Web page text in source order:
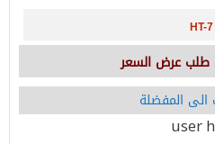
HT-7
طلب عرض السعر
المفضلة